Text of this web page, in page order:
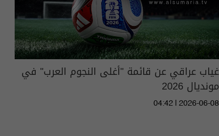
غياب عراقي عن قائمة "أغلى النجوم العرب" في
مونديال 2026
04:42 | 2026-06-08